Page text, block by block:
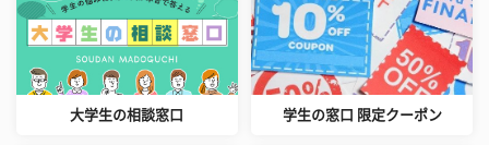
大学生の相談窓口 学生の窓口 限定クーポン